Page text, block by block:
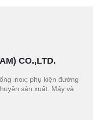
CO.,LTD.
inox; phụ kiện đường
sản xuất: Máy và